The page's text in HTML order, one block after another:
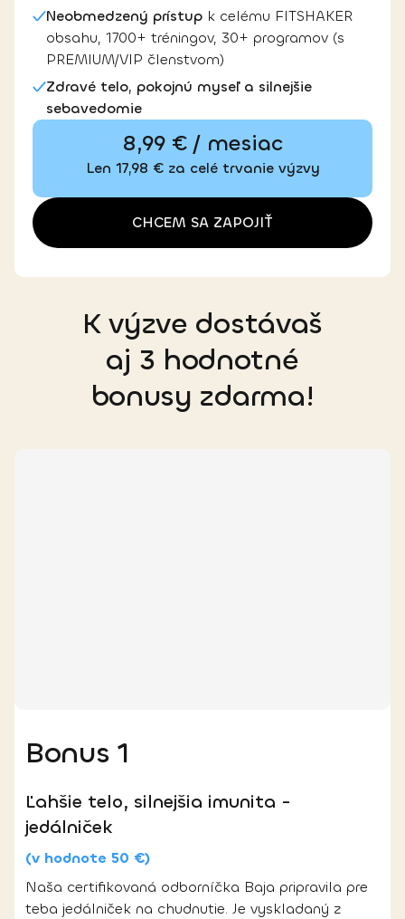
Neobmedzený prístup k celému FITSHAKER
obsahu, 1700+ tréningov, 30+ programov (s
PREMIUM/VIP členstvom)
Zdravé telo, pokojnú myseľ a silnejšie
sebavedomie
8,99 € / mesiac
Len 17,98 € za celé trvanie výzvy
CHCEM SA ZAPOJIŤ
K výzve dostávaš
aj 3 hodnotné
bonusy zdarma!
Bonus 1
Ľahšie telo, silnejšia imunita -
jedálniček
(v hodnote 50 €)
Naša certifikovaná odborníčka Baja pripravila pre
teba jedálniček na chudnutie. Je vyskladaný z